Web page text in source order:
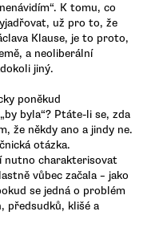
K tomu, co
už pro to, že
Klause, je to proto,
a neoliberální
jiný.
poněkud
byla“? Ptáte-li se, zda
že někdy ano a jindy ne.
otázka.
nutno charakterisovat
vůbec začala – jako
se jedná o problém
předsudků, klišé a